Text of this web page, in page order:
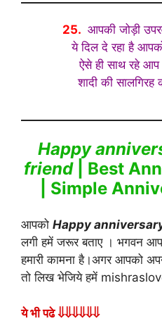
25. आपकी जोड़ी
ये दिल दे रहा है
ऐसे ही साथ रहे आप
शादी की सालगिरह
Happy
friend| Best
| Simple
आपको Happy
लगी हमें जरूर बताए । भगवन
हमारी कामना है।अगर आपको
तो लिख भेजिये हमें
ये भी पढे ⇓⇓⇓⇓⇓⇓